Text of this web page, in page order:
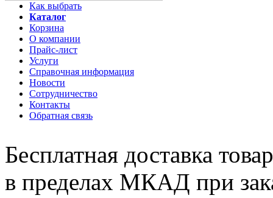
Как выбрать
Каталог
Корзина
О компании
Прайс-лист
Услуги
Справочная информация
Новости
Сотрудничество
Контакты
Обратная связь
Бесплатная доставка
в пределах МКАД при